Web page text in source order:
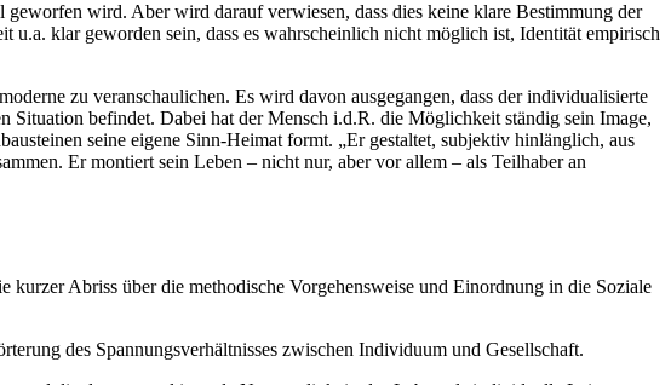
wird. Aber wird darauf verwiesen, dass dies keine klare Bestimmung der
klar geworden sein, dass es wahrscheinlich nicht möglich ist, Identität empirisch
zu veranschaulichen. Es wird davon ausgegangen, dass der individualisierte
befindet. Dabei hat der Mensch i.d.R. die Möglichkeit ständig sein Image,
seine eigene Sinn-Heimat formt. „Er gestaltet, subjektiv hinlänglich, aus
Er montiert sein Leben – nicht nur, aber vor allem – als Teilhaber an
Abriss über die methodische Vorgehensweise und Einordnung in die Soziale
des Spannungsverhältnisses zwischen Individuum und Gesellschaft.